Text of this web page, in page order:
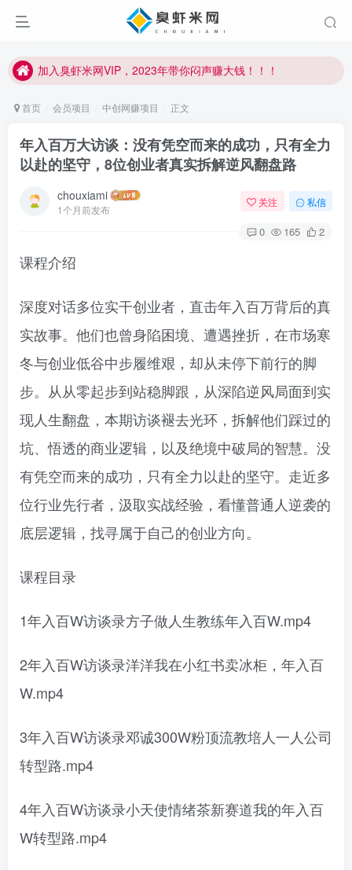
加入臭虾米网VIP，2023年带你闷声赚大钱！！！
加入臭虾米网VIP，2023年带你闷声赚大钱！！！
首页 会员项目 中创网赚项目 正文
年入百万大访谈：没有凭空而来的成功，只有全力
以赴的坚守，8位创业者真实拆解逆风翻盘路
chouxiami
1个月前发布
关注 私信
0 165 2
课程介绍
深度对话多位实干创业者，直击年入百万背后的真
实故事。他们也曾身陷困境、遭遇挫折，在市场寒
冬与创业低谷中步履维艰，却从未停下前行的脚
步。从从零起步到站稳脚跟，从深陷逆风局面到实
现人生翻盘，本期访谈褪去光环，拆解他们踩过的
坑、悟透的商业逻辑，以及绝境中破局的智慧。没
有凭空而来的成功，只有全力以赴的坚守。走近多
位行业先行者，汲取实战经验，看懂普通人逆袭的
底层逻辑，找寻属于自己的创业方向。
课程目录
1年入百W访谈录方子做人生教练年入百W.mp4
2年入百W访谈录洋洋我在小红书卖冰柜，年入百
W.mp4
3年入百W访谈录邓诚300W粉顶流教培人一人公司
转型路.mp4
4年入百W访谈录小天使情绪茶新赛道我的年入百
W转型路.mp4